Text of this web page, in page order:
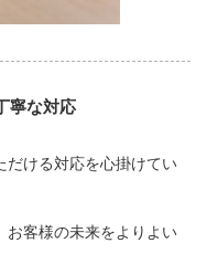
寧な対応
だける対応を心掛けてい
お客様の未来をよりよい